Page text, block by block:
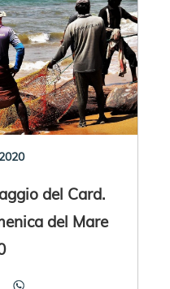
del Card.
del Mare